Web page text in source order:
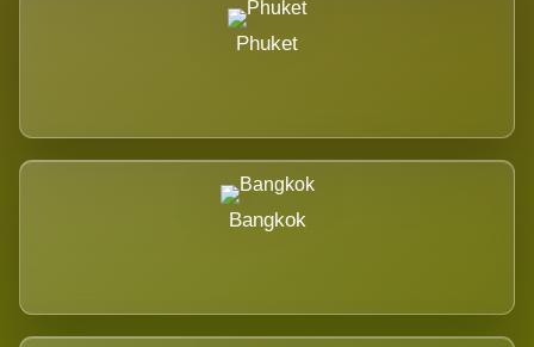
Phuket
Bangkok